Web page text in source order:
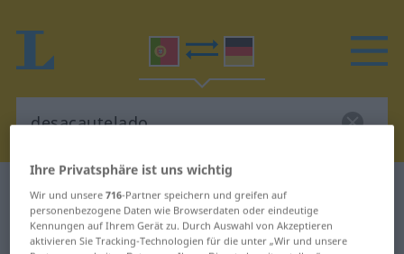
Portugiesisch-Deutsch Wörterbuch
Portugiesisch-Deutsch
Ihre Privatsphäre ist uns wichtig
Wir und unsere716-Partner speichern und greifen auf
personenbezogene Daten wie Browserdaten oder eindeutige
Kennungen auf Ihrem Gerät zu. Durch Auswahl von Akzeptieren
aktivieren Sie Tracking-Technologien für die unter „Wir und unsere